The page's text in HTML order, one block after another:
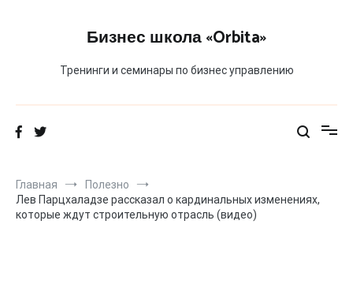
Бизнес школа «Orbita»
Тренинги и семинары по бизнес управлению
Главная
Полезно
Лев Парцхаладзе рассказал о кардинальных изменениях,
которые ждут строительную отрасль (видео)